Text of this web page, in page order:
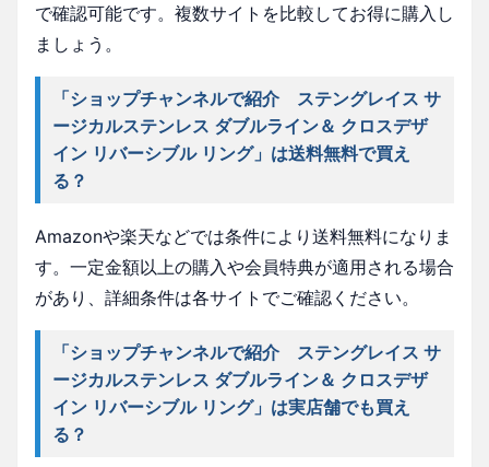
で確認可能です。複数サイトを比較してお得に購入し
ましょう。
「ショップチャンネルで紹介 ステングレイス サ
ージカルステンレス ダブルライン＆ クロスデザ
イン リバーシブル リング」は送料無料で買え
る？
Amazonや楽天などでは条件により送料無料になりま
す。一定金額以上の購入や会員特典が適用される場合
があり、詳細条件は各サイトでご確認ください。
「ショップチャンネルで紹介 ステングレイス サ
ージカルステンレス ダブルライン＆ クロスデザ
イン リバーシブル リング」は実店舗でも買え
る？